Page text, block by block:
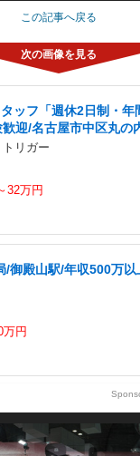
この記事へ戻る
タッフ「週休2日制・
迎/名古屋市中区丸の
リガー
32万円
/御殿山駅/年収500万以
万円